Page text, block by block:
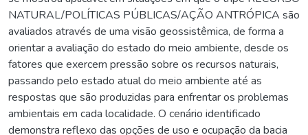
NATURAL/POLÍTICAS PÚBLICAS/AÇÃO ANTRÓPICA são
avaliados através de uma visão geossistêmica, de forma a
orientar a avaliação do estado do meio ambiente, desde os
fatores que exercem pressão sobre os recursos naturais,
passando pelo estado atual do meio ambiente até as
respostas que são produzidas para enfrentar os problemas
ambientais em cada localidade. O cenário identificado
demonstra reflexo das opções de uso e ocupação da bacia